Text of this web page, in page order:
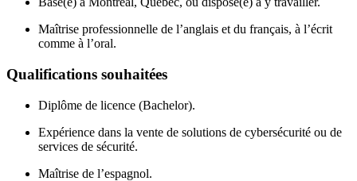
Maîtrise professionnelle de l’anglais et du français, à l’écrit
comme à l’oral.
Qualifications souhaitées
Diplôme de licence (Bachelor).
Expérience dans la vente de solutions de cybersécurité ou de
services de sécurité.
Maîtrise de l’espagnol.